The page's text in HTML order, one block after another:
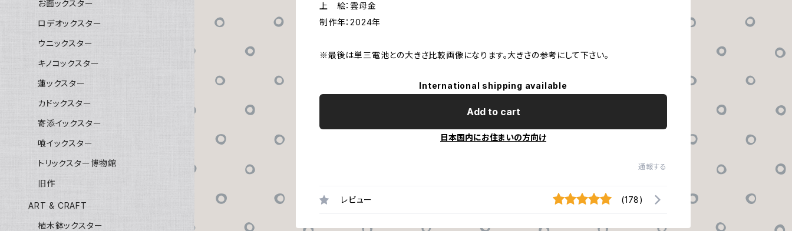
上 絵：雲母金
制作年：2024年
※最後は単三電池との大きさ比較画像になります。大きさの参考にして下さい。
International shipping available
Add to cart
日本国内にお住まいの方向け
通報する
レビュー (178)
お面ックスター
ロデオックスター
ウニックスター
キノコックスター
蓮ックスター
カドックスター
寄添イックスター
喰イックスター
トリックスター博物館
旧作
ART & CRAFT
植木鉢ックスター